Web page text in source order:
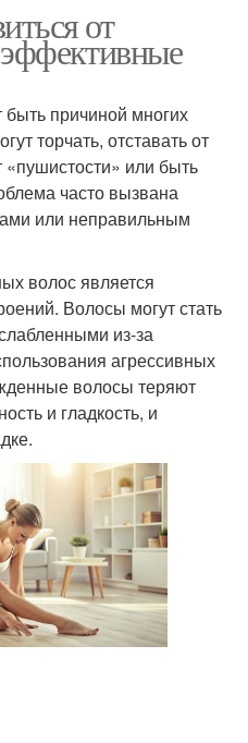
от
причиной многих
торчать, отставать от
«пушистости» или быть
часто вызвана
или неправильным
волос является
Волосы могут стать
из-за
агрессивных
волосы теряют
и гладкость, и